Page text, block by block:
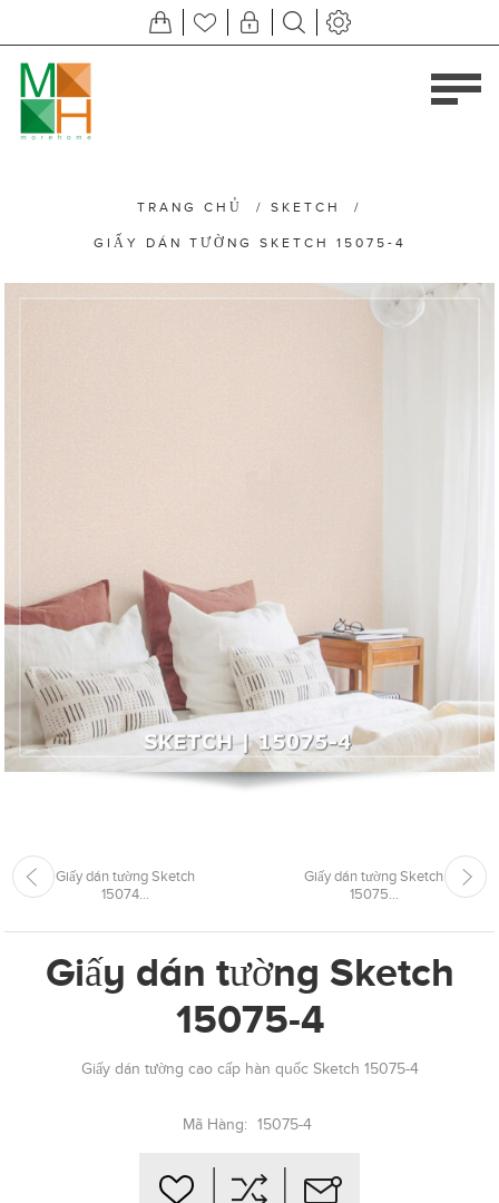
TRANG CHỦ / SKETCH /
GIẤY DÁN TƯỜNG SKETCH 15075-4
Giấy dán tường Sketch
15074...
Giấy dán tường Sketch
15075...
Giấy dán tường Sketch
15075-4
Giấy dán tường cao cấp hàn quốc Sketch 15075-4
Mã Hàng: 15075-4